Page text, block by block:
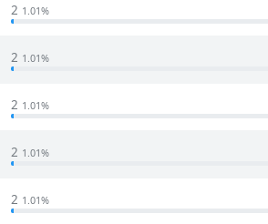
2 1.01%
2 1.01%
2 1.01%
2 1.01%
2 1.01%